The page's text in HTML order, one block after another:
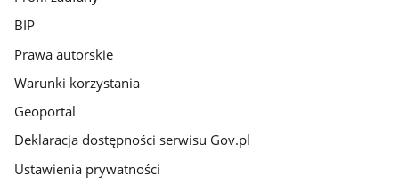
BIP
Prawa autorskie
Warunki korzystania
Geoportal
Deklaracja dostępności serwisu Gov.pl
Ustawienia prywatności